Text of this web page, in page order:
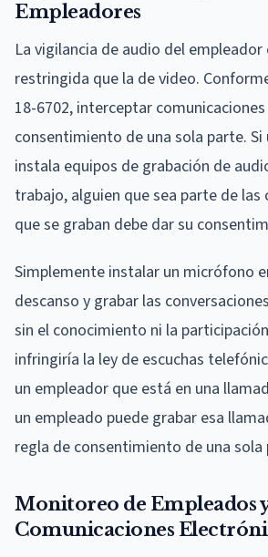
Empleadores
La vigilancia de audio del empleador
restringida que la de video.
18-6702, interceptar
consentimiento de una sola parte.
instala equipos de grabación de
trabajo, alguien que sea parte de las
que se graban debe dar su
Simplemente instalar un micrófono
descanso y grabar las
sin el conocimiento ni la
infringiría la ley de escuchas
un empleador que está en una
un empleado puede grabar esa
regla de consentimiento de una sola
Monitoreo de Empleados
Comunicaciones